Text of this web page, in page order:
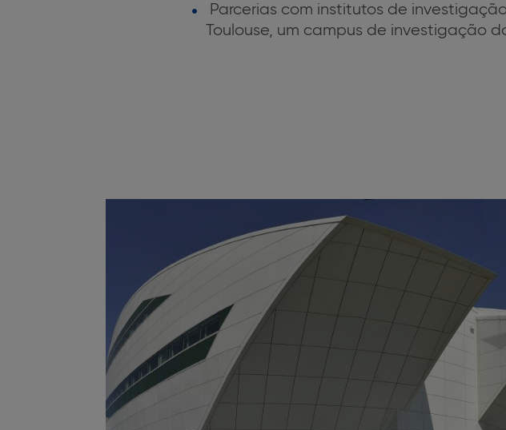
Parcerias com institutos de
Toulouse, um campus de investigação